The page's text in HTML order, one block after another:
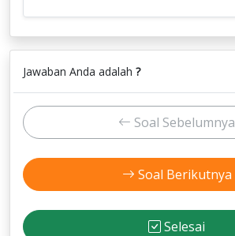
Jawaban Anda adalah ?
Soal Sebelumnya
Soal Berikutnya
Selesai